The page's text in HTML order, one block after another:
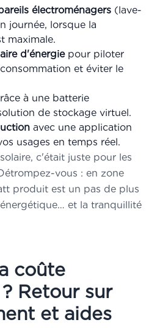
électroménagers (lave-
journée, lorsque la
maximale.
d'énergiepour piloter
et éviter le
à une batterie
de stockage virtuel.
avec une application
usages en temps réel.
c'était juste pour les
vous : en zone
produit est un pas de plus
et la tranquillité
coûte
Retour sur
et aides